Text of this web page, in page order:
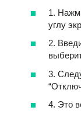
1.
углу
2.
3.
4. Это